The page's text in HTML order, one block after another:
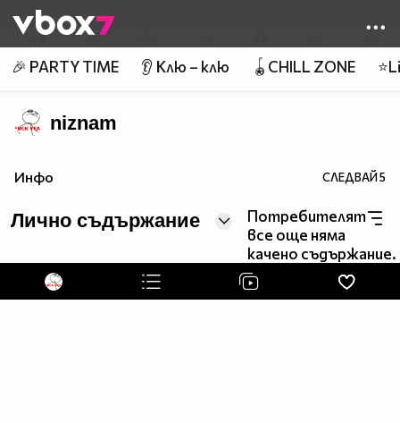
👾
🎉 PARTY TIME 👂 Клю – клю 🪀CHILL ZONE
niznam
Инфо СЛЕДВАЙ5
Лично съдържание
Потребителят
все още няма
качено съдържание.